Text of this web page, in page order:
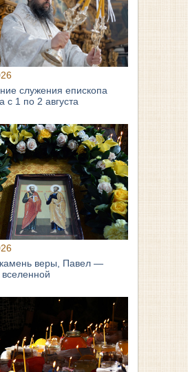
служения епископа
с 1 по 2 августа
веры, Павел —